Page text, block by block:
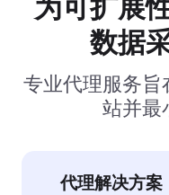
数据
专业代理服务旨
站并最
代理解决方案